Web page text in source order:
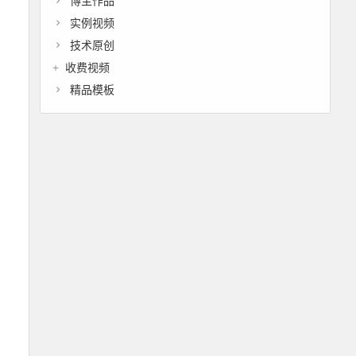
实例视频
技术原创
收费视频
精品模板